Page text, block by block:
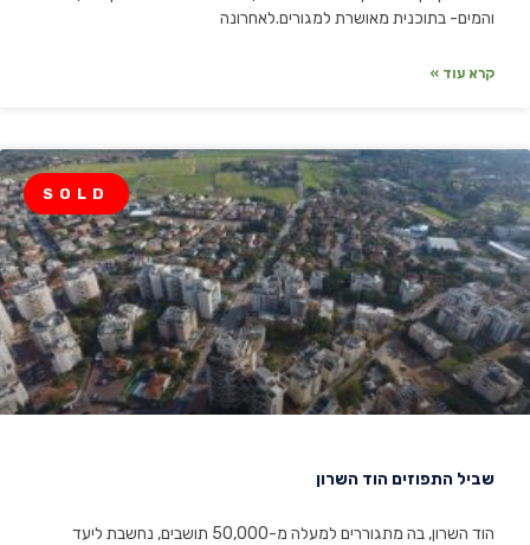
והמים- בתוכנית מאושרת למגורים.לאחרונה
קרא עוד »
SOLD
שביל התפוזים הוד השרון
הוד השרון, בה מתגוררים למעלה מ-50,000 תושבים, נחשבת ליעד